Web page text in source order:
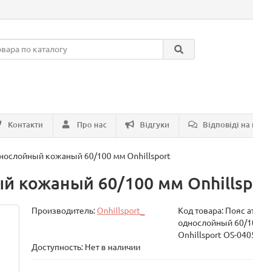
Контакти Про нас Відгуки Відповіді
кожаный 60/100 мм Onhillsport
кожаный 60/100 мм
Производитель: Onhillsport_ Код товара: Пояс
однослойный 60/
Onhillsport OS-
Доступность: Нет в наличии